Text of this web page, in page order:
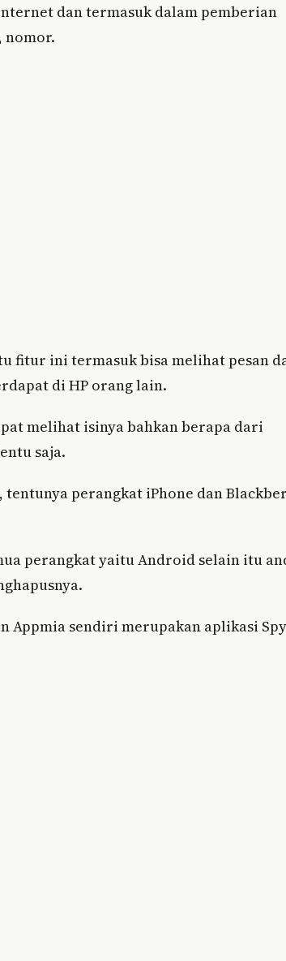
dan termasuk dalam pemberian
nomor.
fitur ini termasuk bisa melihat pesan
di HP orang lain.
melihat isinya bahkan berapa dari
saja.
perangkat iPhone dan
perangkat yaitu Android selain itu
Appmia sendiri merupakan aplikasi Spy